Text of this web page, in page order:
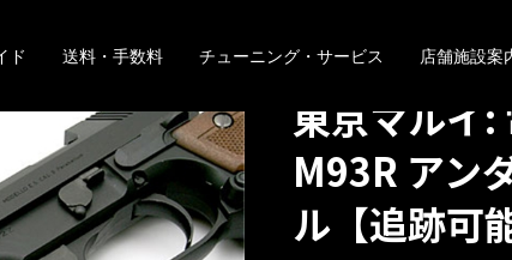
ド 送料・手数料 チューニング・サービス 店舗施設案
東京マルイ:
M93R アン
ル【追跡可